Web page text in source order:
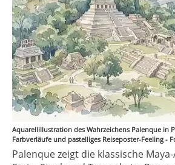
Aquarellillustration des Wahrzeichens Palenque in
Farbverläufe und pastelliges Reiseposter-Feeling -
Palenque zeigt die klassische